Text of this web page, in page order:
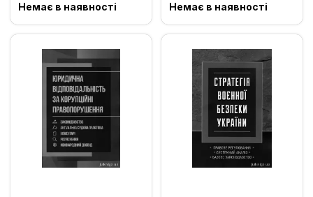
Немає в наявності Немає в наявності